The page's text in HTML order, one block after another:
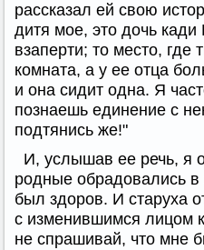
рассказал ей свою
дитя мое, это дочь
взаперти; то место, где
комната, а у ее отца
и она сидит одна. Я
познаешь единение с
подтянись же!"
И, услышав ее речь, я
родные обрадовались в
был здоров. И старуха
с изменившимся лицом
не спрашивай, что мне